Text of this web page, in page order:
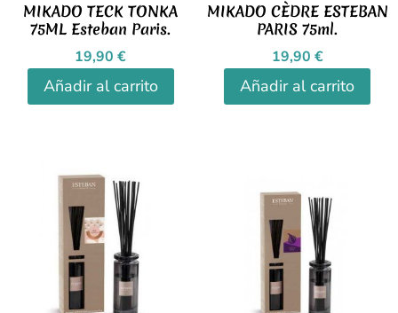
MIKADO TECK TONKA
75ML Esteban Paris.
19,90€
Añadir al carrito
MIKADO CÈDRE ESTEBAN
PARIS 75ml.
19,90 €
Añadir al carrito